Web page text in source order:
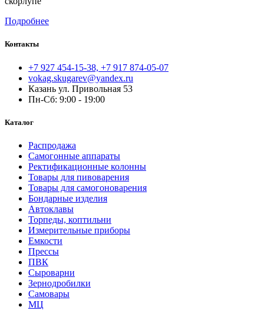
Подробнее
Контакты
+7 927 454-15-38, +7 917 874-05-07
vokag.skugarev@yandex.ru
Казань ул. Привольная 53
Пн-Сб: 9:00 - 19:00
Каталог
Распродажа
Самогонные аппараты
Ректификационные колонны
Товары для пивоварения
Товары для самогоноварения
Бондарные изделия
Автоклавы
Торпеды, коптильни
Измерительные приборы
Емкости
Прессы
ПВК
Сыроварни
Зернодробилки
Самовары
МЦ